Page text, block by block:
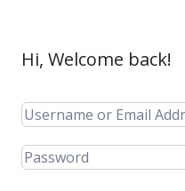
Hi, Welcome back!